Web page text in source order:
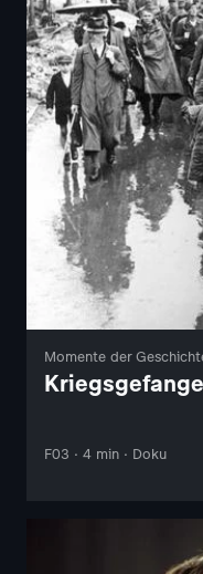
Momente der
F03 · 4 min · Doku